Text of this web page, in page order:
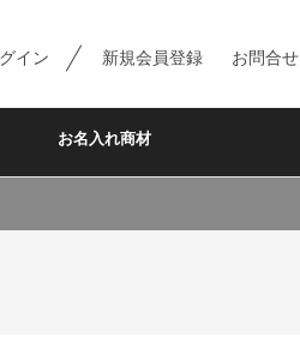
イン 新規会員登録 お問合せ
お名入れ商材